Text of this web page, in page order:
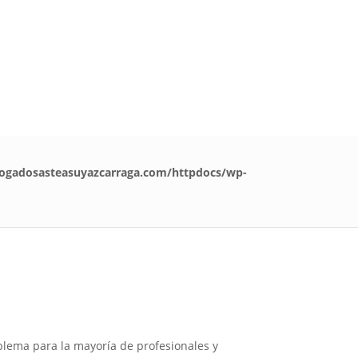
httpdocs/wp-
para la mayoría de profesionales y